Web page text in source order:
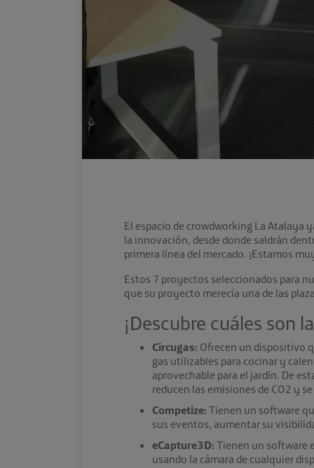
El espacio de crowdworking La Atalaya
la innovación, desde donde saldrán
primera línea del mercado. ¡Estamos
Estos 7 proyectos seleccionados para
que su proyecto merecía una de las
¡Descubre cuáles son
Circugas: Ofrecen un dispositivo
gas utilizables para cocinar y
aprovechable para el jardín. De
reducen las emisiones de CO2 y
Competize: Tienen un software
sus eventos, aumentar su
eCapture3D: Tienen un software
usando la cámara de cualquier